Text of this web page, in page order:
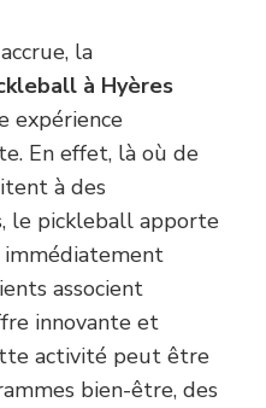
la
à Hyères
expérience
En effet, là où de
à des
le pickleball apporte
immédiatement
associent
innovante et
activité peut être
bien-être, des